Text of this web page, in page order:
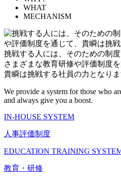
WHAT
MECHANISM
挑戦する人には、そのための制度
さまざまな教育研修や評価制度を
貴瞬は挑戦する社員の力となりま
We provide a system for those who
and always give you a boost.
IN-HOUSE SYSTEM
人事評価制度
EDUCATION TRAINING
教育・研修